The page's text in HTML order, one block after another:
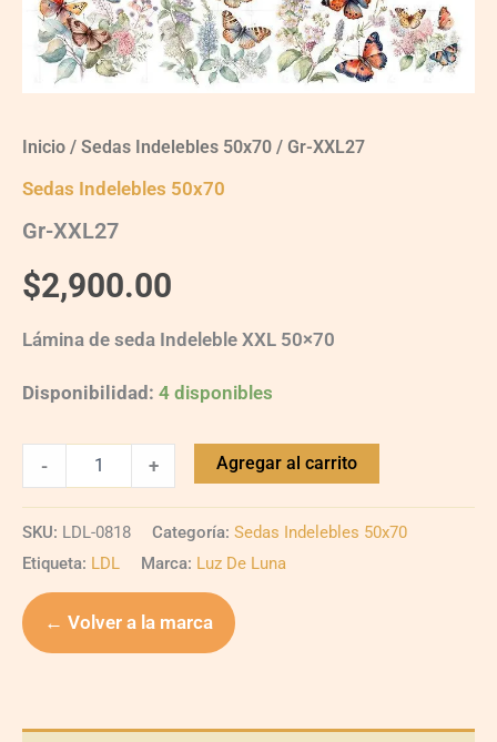
Inicio / Sedas Indelebles 50x70 / Gr-XXL27
Sedas Indelebles 50x70
Gr-XXL27
$2,900.00
Lámina de seda Indeleble XXL 50×70
Disponibilidad: 4 disponibles
- + Agregar al carrito
SKU: LDL-0818 Categoría: Sedas Indelebles 50x70
Etiqueta: LDL Marca: Luz De Luna
← Volver a la marca